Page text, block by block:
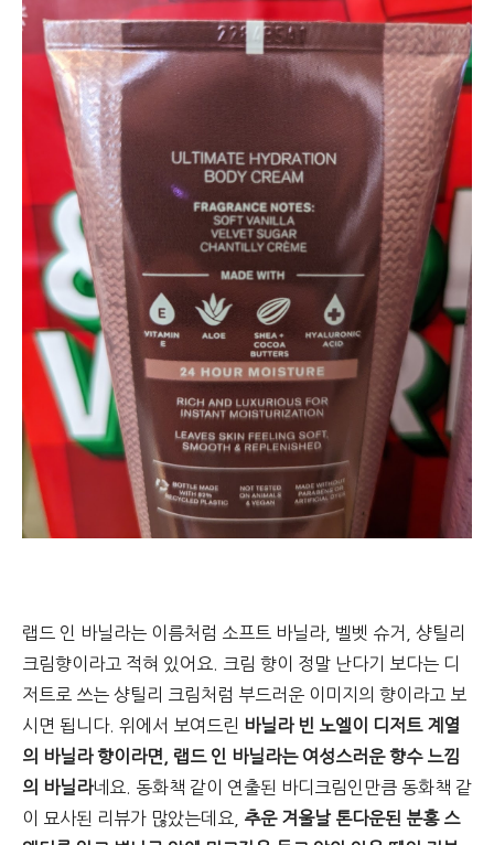
랩드 인 바닐라는 이름처럼 소프트 바닐라, 벨벳 슈거, 샹틸리
크림향이라고 적혀 있어요. 크림 향이 정말 난다기 보다는 디
저트로 쓰는 샹틸리 크림처럼 부드러운 이미지의 향이라고 보
시면 됩니다. 위에서 보여드린 바닐라 빈 노엘이 디저트 계열
의 바닐라 향이라면, 랩드 인 바닐라는 여성스러운 향수 느낌
의 바닐라네요. 동화책 같이 연출된 바디크림인만큼 동화책 같
이 묘사된 리뷰가 많았는데요, 추운 겨울날 톤다운된 분홍 스